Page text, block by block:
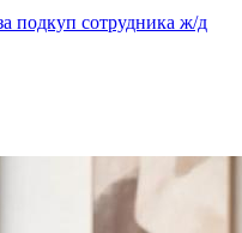
подкуп сотрудника ж/д